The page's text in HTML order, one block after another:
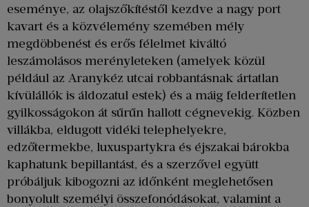
eseménye, az olajszőkítéstől kezdve a nagy port
kavart és a közvélemény szemében mély
megdöbbenést és erős félelmet kiváltó
leszámolásos merényleteken (amelyek közül
például az Aranykéz utcai robbantásnak ártatlan
kívülállók is áldozatul estek) és a máig felderítetlen
gyilkosságokon át sűrűn hallott cégnevekig. Közben
villákba, eldugott vidéki telephelyekre,
edzőtermekbe, luxuspartykra és éjszakai bárokba
kaphatunk bepillantást, és a szerzővel együtt
próbáljuk kibogozni az időnként meglehetősen
bonyolult személyi összefonódásokat, valamint a